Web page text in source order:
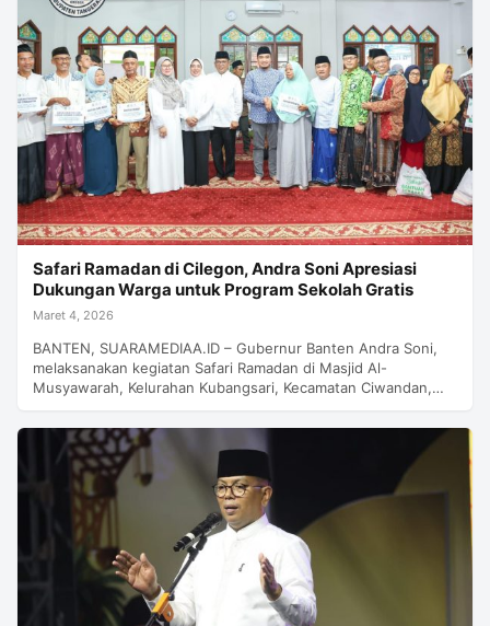
Safari Ramadan di Cilegon, Andra Soni Apresiasi
Dukungan Warga untuk Program Sekolah Gratis
Maret 4, 2026
BANTEN, SUARAMEDIAA.ID – Gubernur Banten Andra Soni,
melaksanakan kegiatan Safari Ramadan di Masjid Al-
Musyawarah, Kelurahan Kubangsari, Kecamatan Ciwandan,…